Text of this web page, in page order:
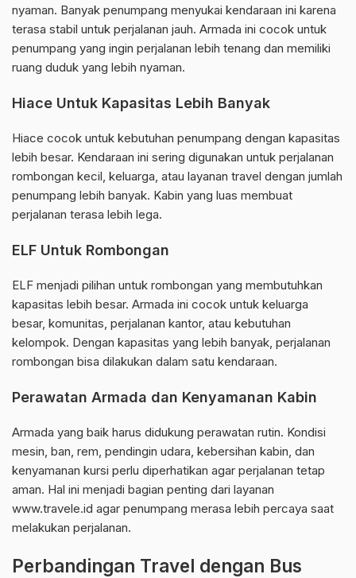
nyaman. Banyak penumpang menyukai kendaraan ini karena
terasa stabil untuk perjalanan jauh. Armada ini cocok untuk
penumpang yang ingin perjalanan lebih tenang dan memiliki
ruang duduk yang lebih nyaman.
Hiace Untuk Kapasitas Lebih Banyak
Hiace cocok untuk kebutuhan penumpang dengan kapasitas
lebih besar. Kendaraan ini sering digunakan untuk perjalanan
rombongan kecil, keluarga, atau layanan travel dengan jumlah
penumpang lebih banyak. Kabin yang luas membuat
perjalanan terasa lebih lega.
ELF Untuk Rombongan
ELF menjadi pilihan untuk rombongan yang membutuhkan
kapasitas lebih besar. Armada ini cocok untuk keluarga
besar, komunitas, perjalanan kantor, atau kebutuhan
kelompok. Dengan kapasitas yang lebih banyak, perjalanan
rombongan bisa dilakukan dalam satu kendaraan.
Perawatan Armada dan Kenyamanan Kabin
Armada yang baik harus didukung perawatan rutin. Kondisi
mesin, ban, rem, pendingin udara, kebersihan kabin, dan
kenyamanan kursi perlu diperhatikan agar perjalanan tetap
aman. Hal ini menjadi bagian penting dari layanan
www.travele.id agar penumpang merasa lebih percaya saat
melakukan perjalanan.
Perbandingan Travel dengan Bus